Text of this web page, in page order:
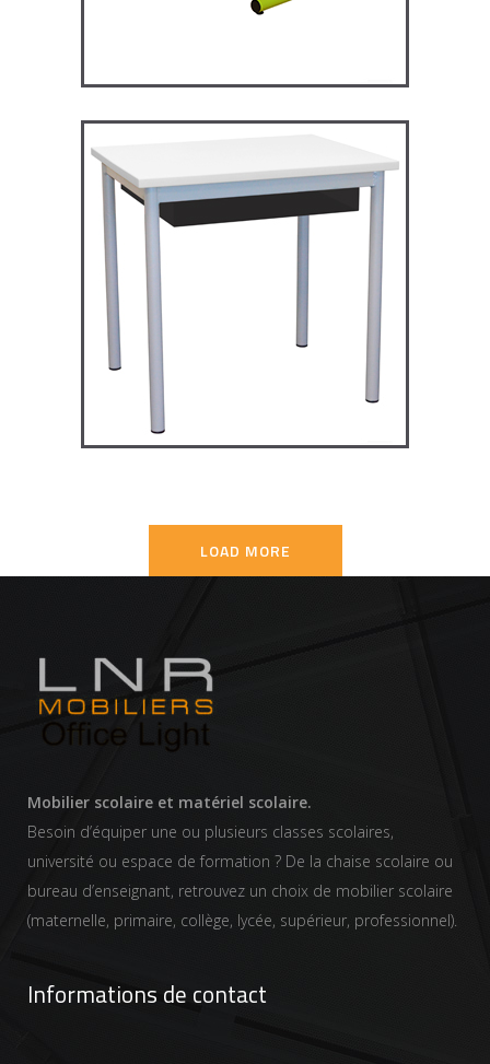
TD4P75 – Dale table 4 pieds
70×50
TABLES SECONDAIRE
LOAD MORE
Mobilier scolaire et matériel scolaire.
Besoin d’équiper une ou plusieurs classes scolaires,
université ou espace de formation ? De la chaise scolaire ou
bureau d’enseignant, retrouvez un choix de mobilier scolaire
(maternelle, primaire, collège, lycée, supérieur, professionnel).
Informations de contact